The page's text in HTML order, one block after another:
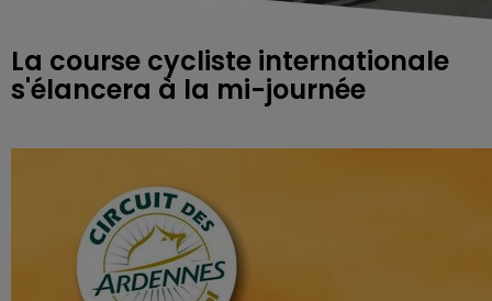
La course cycliste internationale
s'élancera à la mi-journée